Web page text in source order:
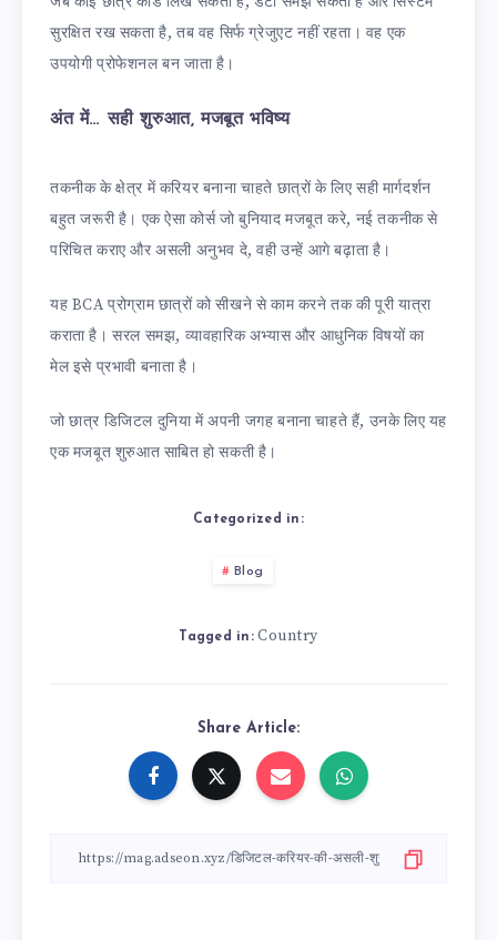
सुरक्षित रख सकता है, तब वह सिर्फ ग्रेजुएट नहीं रहता। वह एक
उपयोगी प्रोफेशनल बन जाता है।
अंत में… सही शुरुआत, मजबूत भविष्य
तकनीक के क्षेत्र में करियर बनाना चाहते छात्रों के लिए सही मार्गदर्शन
बहुत जरूरी है। एक ऐसा कोर्स जो बुनियाद मजबूत करे, नई तकनीक से
परिचित कराए और असली अनुभव दे, वही उन्हें आगे बढ़ाता है।
यह BCA प्रोग्राम छात्रों को सीखने से काम करने तक की पूरी यात्रा
कराता है। सरल समझ, व्यावहारिक अभ्यास और आधुनिक विषयों का
मेल इसे प्रभावी बनाता है।
जो छात्र डिजिटल दुनिया में अपनी जगह बनाना चाहते हैं, उनके लिए यह
एक मजबूत शुरुआत साबित हो सकती है।
Categorized in:
Blog
Tagged in: Country
Share Article: